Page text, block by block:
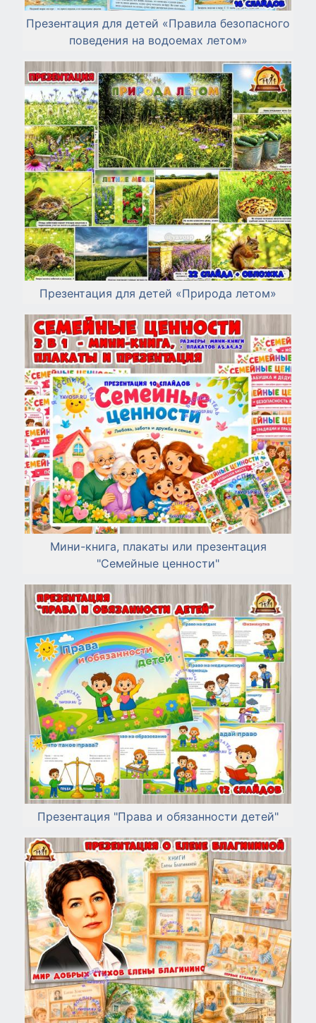
Презентация для детей «Правила безопасного
поведения на водоемах летом»
Презентация для детей «Природа летом»
Мини-книга, плакаты или презентация
"Семейные ценности"
Презентация "Права и обязанности детей"